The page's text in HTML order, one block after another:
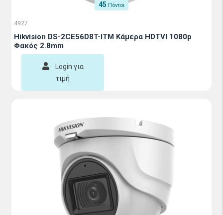
45 Πόντοι
4927
Hikvision DS-2CE56D8T-ITM Κάμερα HDTVI 1080p
Φακός 2.8mm
Login για
τιμή